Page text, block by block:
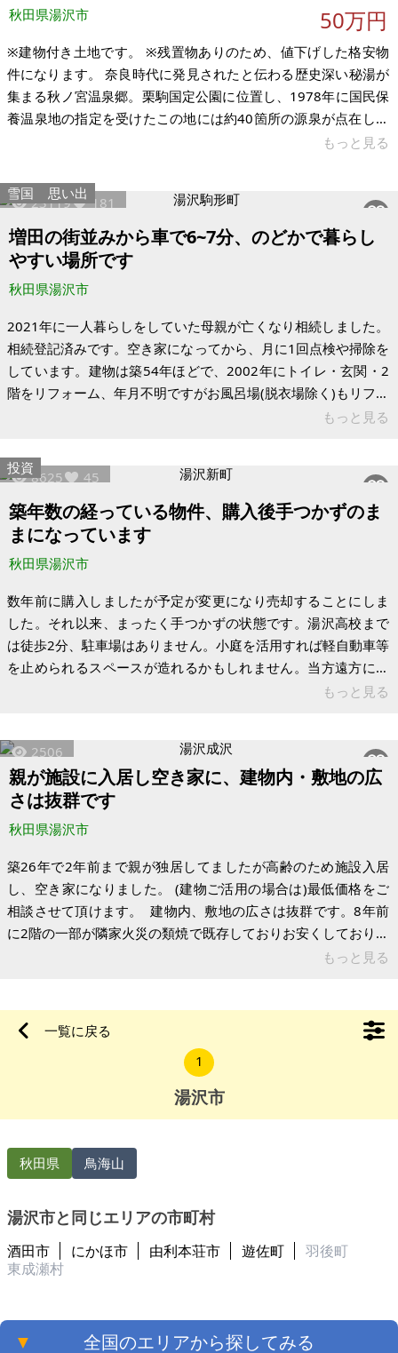
秋田県湯沢市 50万円
※建物付き土地です。 ※残置物ありのため、値下げした格安物
件になります。 奈良時代に発見されたと伝わる歴史深い秘湯が
集まる秋ノ宮温泉郷。栗駒国定公園に位置し、1978年に国民保
養温泉地の指定を受けたこの地には約40箇所の源泉が点在し、
地域住民の約7割が自宅に引湯しているという、温泉好きには夢
（96.6㎡）の古屋付き土地が出ます。 ＜温泉天国の日常＞ 各宿
がそれぞれに源泉を持つ極めて贅沢な温泉地で、せせらぎの音
を聴きながらつかる露天風呂には、桃源郷の趣きさえ感じられ
ます。鷹の湯・稲住温泉など個性豊かな湯が徒歩圏に並び、温
泉のハシゴが日常にな
もっと見る
23119 181
雪国 思い出
増田の街並みから車で6~7分、のどかで暮らし
やすい場所です
秋田県湯沢市
2021年に一人暮らしをしていた母親が亡くなり相続しました。
相続登記済みです。空き家になってから、月に1回点検や掃除を
しています。建物は築54年ほどで、2002年にトイレ・玄関・2
階をリフォーム、年月不明ですがお風呂場(脱衣場除く)もリフォ
ームしています。課税標準額2,723,000円、固定資産税38,1000
のままでのお引渡しになりそうです。 以下、特徴です。建物は
色々な部屋があり、使いやすいと思います。2階が2箇所あり、
古い方は和式、リフォーム済みの方は洋式です。設備はエアコ
ン、電気、照明器具、プロパンガス、上水道、浄化槽がありま
す
もっと見る
8625 45
投資
築年数の経っている物件、購入後手つかずのま
まになっています
秋田県湯沢市
数年前に購入しましたが予定が変更になり売却することにしま
した。それ以来、まったく手つかずの状態です。湯沢高校まで
は徒歩2分、駐車場はありません。小庭を活用すれば軽自動車等
を止められるスペースが造れるかもしれません。当方遠方につ
くるかと思います。 【物件概要】※古屋付土地（現状渡し）と
なります 場所：秋田県湯沢市新町 土地：150.36㎡ 建物：
113.55㎡ 構造：木造2階建て 現況：空き家 ※現状有姿、および
公簿売買
もっと見る
2506
親が施設に入居し空き家に、建物内・敷地の広
さは抜群です
秋田県湯沢市
築26年で2年前まで親が独居してましたが高齢のため施設入居
し、空き家になりました。 (建物ご活用の場合は)最低価格をご
相談させて頂けます。 建物内、敷地の広さは抜群です。8年前
に2階の一部が隣家火災の類焼で既存しておりお安くしておりま
す。 【物件概要】※古屋付土地（現状渡し）となります 場所：
もっと見る
一覧に戻る
1
湯沢市
秋田県 鳥海山
湯沢市と同じエリアの市町村
酒田市 にかほ市 由利本荘市 遊佐町
羽後町
東成瀬村
▼ 全国のエリアから探してみる